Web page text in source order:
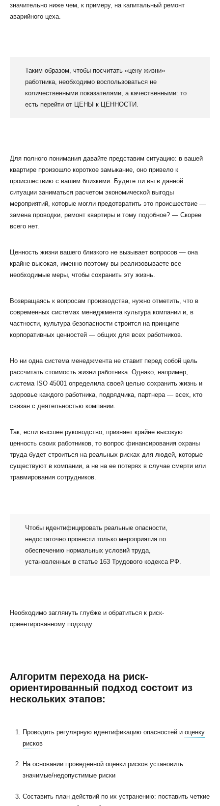
значительно ниже чем, к примеру, на капитальный ремонт
аварийного цеха.
Таким образом, чтобы посчитать «цену жизни»
работника, необходимо воспользоваться не
количественными показателями, а качественными: то
есть перейти от ЦЕНЫ к ЦЕННОСТИ.
Для полного понимания давайте представим ситуацию: в вашей
квартире произошло короткое замыкание, оно привело к
происшествию с вашим близкими. Будете ли вы в данной
ситуации заниматься расчетом экономической выгоды
мероприятий, которые могли предотвратить это происшествие —
замена проводки, ремонт квартиры и тому подобное? — Скорее
всего нет.
Ценность жизни вашего близкого не вызывает вопросов — она
крайне высокая, именно поэтому вы реализовываете все
необходимые меры, чтобы сохранить эту жизнь.
Возвращаясь к вопросам производства, нужно отметить, что в
современных системах менеджмента культура компании и, в
частности, культура безопасности строится на принципе
корпоративных ценностей — общих для всех работников.
Но ни одна система менеджмента не ставит перед собой цель
рассчитать стоимость жизни работника. Однако, например,
система ISO 45001 определила своей целью сохранить жизнь и
здоровье каждого работника, подрядчика, партнера — всех, кто
связан с деятельностью компании.
Так, если высшее руководство, признает крайне высокую
ценность своих работников, то вопрос финансирования охраны
труда будет строиться на реальных рисках для людей, которые
существуют в компании, а не на ее потерях в случае смерти или
травмирования сотрудников.
Чтобы идентифицировать реальные опасности,
недостаточно провести только мероприятия по
обеспечению нормальных условий труда,
установленных в статье 163 Трудового кодекса РФ.
Необходимо заглянуть глубже и обратиться к риск-
ориентированному подходу.
Алгоритм перехода на риск-
ориентированный подход состоит из
нескольких этапов:
Проводить регулярную идентификацию опасностей и оценку
рисков
На основании проведенной оценки рисков установить
значимые/недопустимые риски
Составить план действий по их устранению: поставить четкие